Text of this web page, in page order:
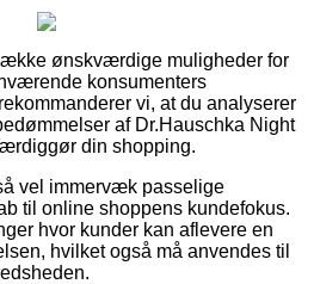
ønskværdige muligheder for
konsumenters
vi, at du analyserer
af Dr.Hauschka Night
din shopping.
vel immervæk passelige
til online shoppens kundefokus.
hvor kunder kan aflevere en
hvilket også må anvendes til